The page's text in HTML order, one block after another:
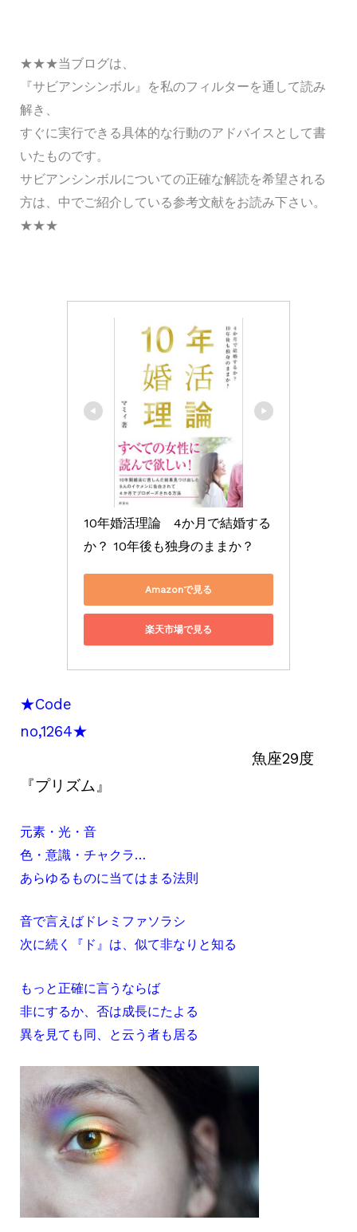
★★★当ブログは、
『サビアンシンボル』を私のフィルターを通して読み
解き、
すぐに実行できる具体的な行動のアドバイスとして書
いたものです。
サビアンシンボルについての正確な解読を希望される
方は、中でご紹介している参考文献をお読み下さい。
★★★
10年婚活理論　4か月で結婚する
か？ 10年後も独身のままか？
Amazonで見る
楽天市場で見る
★Code
no,1264★
魚座29度
『プリズム』
元素・光・音
色・意識・チャクラ…
あらゆるものに当てはまる法則
音で言えばドレミファソラシ
次に続く『ド』は、似て非なりと知る
もっと正確に言うならば
非にするか、否は成長にたよる
異を見ても同、と云う者も居る